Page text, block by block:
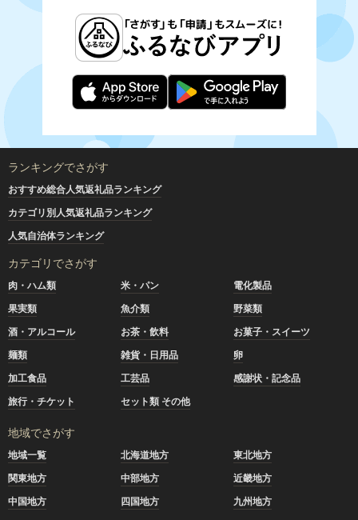
ランキングでさがす
おすすめ総合人気返礼品ランキング
カテゴリ別人気返礼品ランキング
人気自治体ランキング
カテゴリでさがす
肉・ハム類 米・パン
電化製品
果実類
魚介類
野菜類
酒・アルコール
お茶・飲料
お菓子・スイーツ
麺類
雑貨・日用品
卵
加工食品
工芸品
感謝状・記念品
旅行・チケット
セット類 その他
地域でさがす
地域一覧 北海道地方
東北地方
関東地方
中部地方
近畿地方
中国地方
四国地方 九州地方